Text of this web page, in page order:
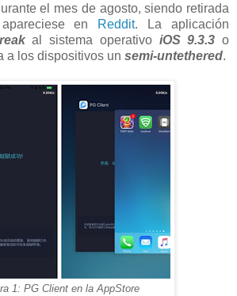
el mes de agosto, siendo retirada
en
Reddit. La aplicación
al sistema operativo iOS 9.3.3 o
a los dispositivos un semi-untethered.
1: PG Client en la AppStore